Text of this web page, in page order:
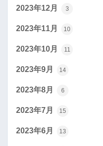
2023年12月 3
2023年11月 10
2023年10月 11
2023年9月 14
2023年8月 6
2023年7月 15
2023年6月 13